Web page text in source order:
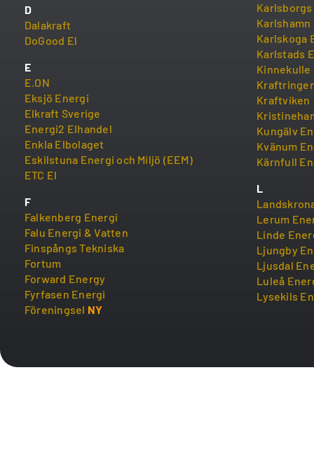
D
Dalakraft
DoGood El
E
E.ON
Eksjö Energi
Elkraft Sverige
Energi2 Elhandel
Enkla Elbolaget
Eskilstuna Energi och Miljö (EEM)
ETC El
F
Falkenberg Energi
Falu Energi & Vatten
Finspångs Tekniska
Fortum
Forward Energy
Fyrfasen Energi
Föreningsel NY
Karlshamn
Karlskoga
Karlstads
Kinnekulle
Kraftviken
Kungälv
Kvänum
Kärnfull
L
Lerum
Linde
Ljungby
Ljusdal
Luleå
Lysekils